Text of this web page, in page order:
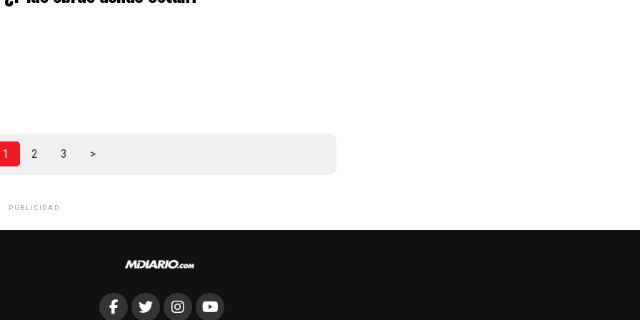
1 2 3 >
PUBLICIDAD